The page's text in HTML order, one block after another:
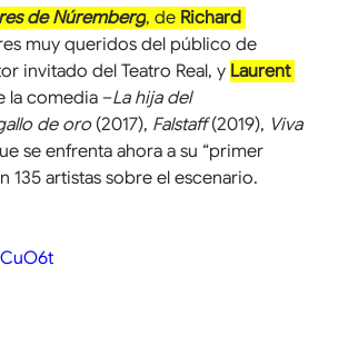
de Núremberg, de Richard
muy queridos del público de
invitado del Teatro Real, y Laurent
la comedia –La hija del
de oro (2017), Falstaff (2019), Viva
se enfrenta ahora a su “primer
artistas sobre el escenario.